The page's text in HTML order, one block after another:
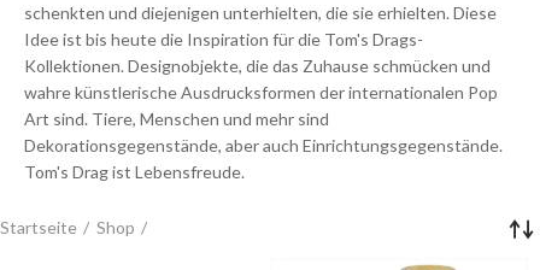
schenkten und diejenigen unterhielten, die sie erhielten. Diese
Idee ist bis heute die Inspiration für die Tom's Drags-
Kollektionen. Designobjekte, die das Zuhause schmücken und
wahre künstlerische Ausdrucksformen der internationalen Pop
Art sind. Tiere, Menschen und mehr sind
Dekorationsgegenstände, aber auch Einrichtungsgegenstände.
Tom's Drag ist Lebensfreude.
Startseite Shop